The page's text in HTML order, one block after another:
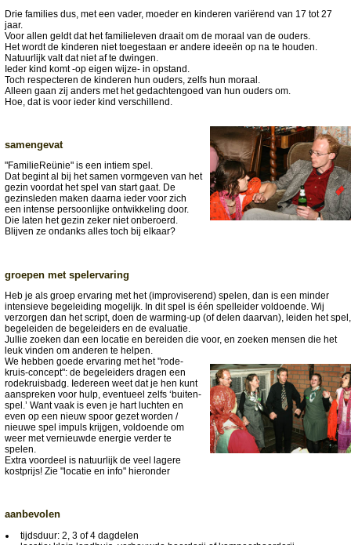
Drie families dus, met een vader, moeder en kinderen variërend van 17 tot 27
jaar.
Voor allen geldt dat het familieleven draait om de moraal van de ouders.
Het wordt de kinderen niet toegestaan er andere ideeën op na te houden.
Natuurlijk valt dat niet af te dwingen.
Ieder kind komt -op eigen wijze- in opstand.
Toch respecteren de kinderen hun ouders, zelfs hun moraal.
Alleen gaan zij anders met het gedachtengoed van hun ouders om.
Hoe, dat is voor ieder kind verschillend.
samengevat
"FamilieReünie" is een intiem spel.
Dat begint al bij het samen vormgeven van het
gezin voordat het spel van start gaat. De
gezinsleden maken daarna ieder voor zich
een intense persoonlijke ontwikkeling door.
Die laten het gezin zeker niet onberoerd.
Blijven ze ondanks alles toch bij elkaar?
groepen met spelervaring
Heb je als groep ervaring met het (improviserend) spelen, dan is een minder
intensieve begeleiding mogelijk. In dit spel is één spelleider voldoende. Wij
verzorgen dan het script, doen de warming-up (of delen daarvan), leiden het spel,
begeleiden de begeleiders en de evaluatie.
Jullie zoeken dan een locatie en bereiden die voor, en zoeken mensen die het
leuk vinden om anderen te helpen.
We hebben goede ervaring met het "rode-
kruis-concept": de begeleiders dragen een
rodekruisbadg. Iedereen weet dat je hen kunt
aanspreken voor hulp, eventueel zelfs ‘buiten-
spel.’ Want vaak is even je hart luchten en
even op een nieuw spoor gezet worden /
nieuwe spel impuls krijgen, voldoende om
weer met vernieuwde energie verder te
spelen.
Extra voordeel is natuurlijk de veel lagere
kostprijs! Zie "locatie en info" hieronder
aanbevolen
tijdsduur: 2, 3 of 4 dagdelen